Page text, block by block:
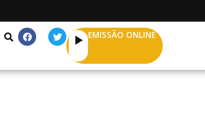
EMISSÃO ONLINE